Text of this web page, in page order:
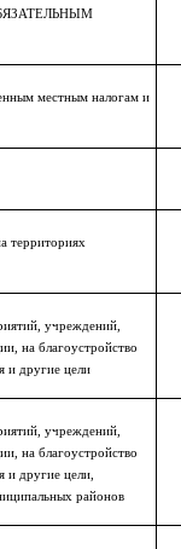
местным налогам и
территориях
учреждений,
на благоустройство
и другие цели
учреждений,
на благоустройство
и другие цели,
районов